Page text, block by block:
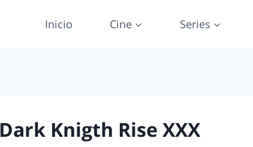
Inicio Cine Series
Knigth Rise XXX